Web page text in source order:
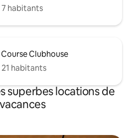
7 habitants
Clubhouse
habitants
superbes locations de
vacances